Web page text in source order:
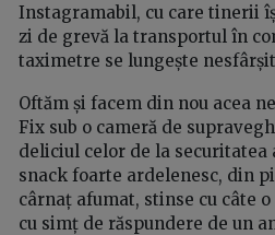
Instagramabil, cu care tinerii
zi de grevă la transportul în
taximetre se lungește
Oftăm și facem din nou acea
Fix sub o cameră de
deliciul celor de la securitatea
snack foarte ardelenesc, din
cârnaț afumat, stinse cu câte
cu simț de răspundere de un